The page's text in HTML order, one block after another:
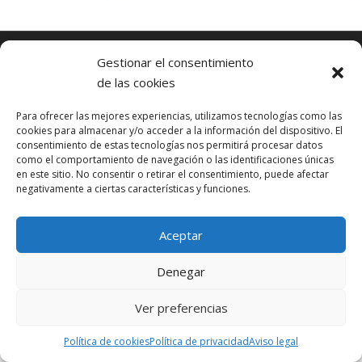
Gestionar el consentimiento
de las cookies
Para ofrecer las mejores experiencias, utilizamos tecnologías como las
cookies para almacenar y/o acceder a la información del dispositivo. El
consentimiento de estas tecnologías nos permitirá procesar datos
como el comportamiento de navegación o las identificaciones únicas
en este sitio. No consentir o retirar el consentimiento, puede afectar
negativamente a ciertas características y funciones.
Aceptar
Denegar
Ver preferencias
Política de cookiesPolítica de privacidadAviso legal
Política de privacidad
Aviso legal
Tema deThink Up Themes Ltd